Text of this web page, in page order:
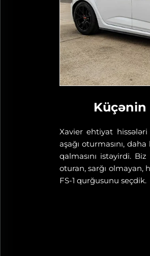
Küçənin
Xavier ehtiyat
aşağı oturmasını,
qalmasını istəyirdi.
oturan, sarğı olmayan,
FS-1 qurğusunu seçdik.